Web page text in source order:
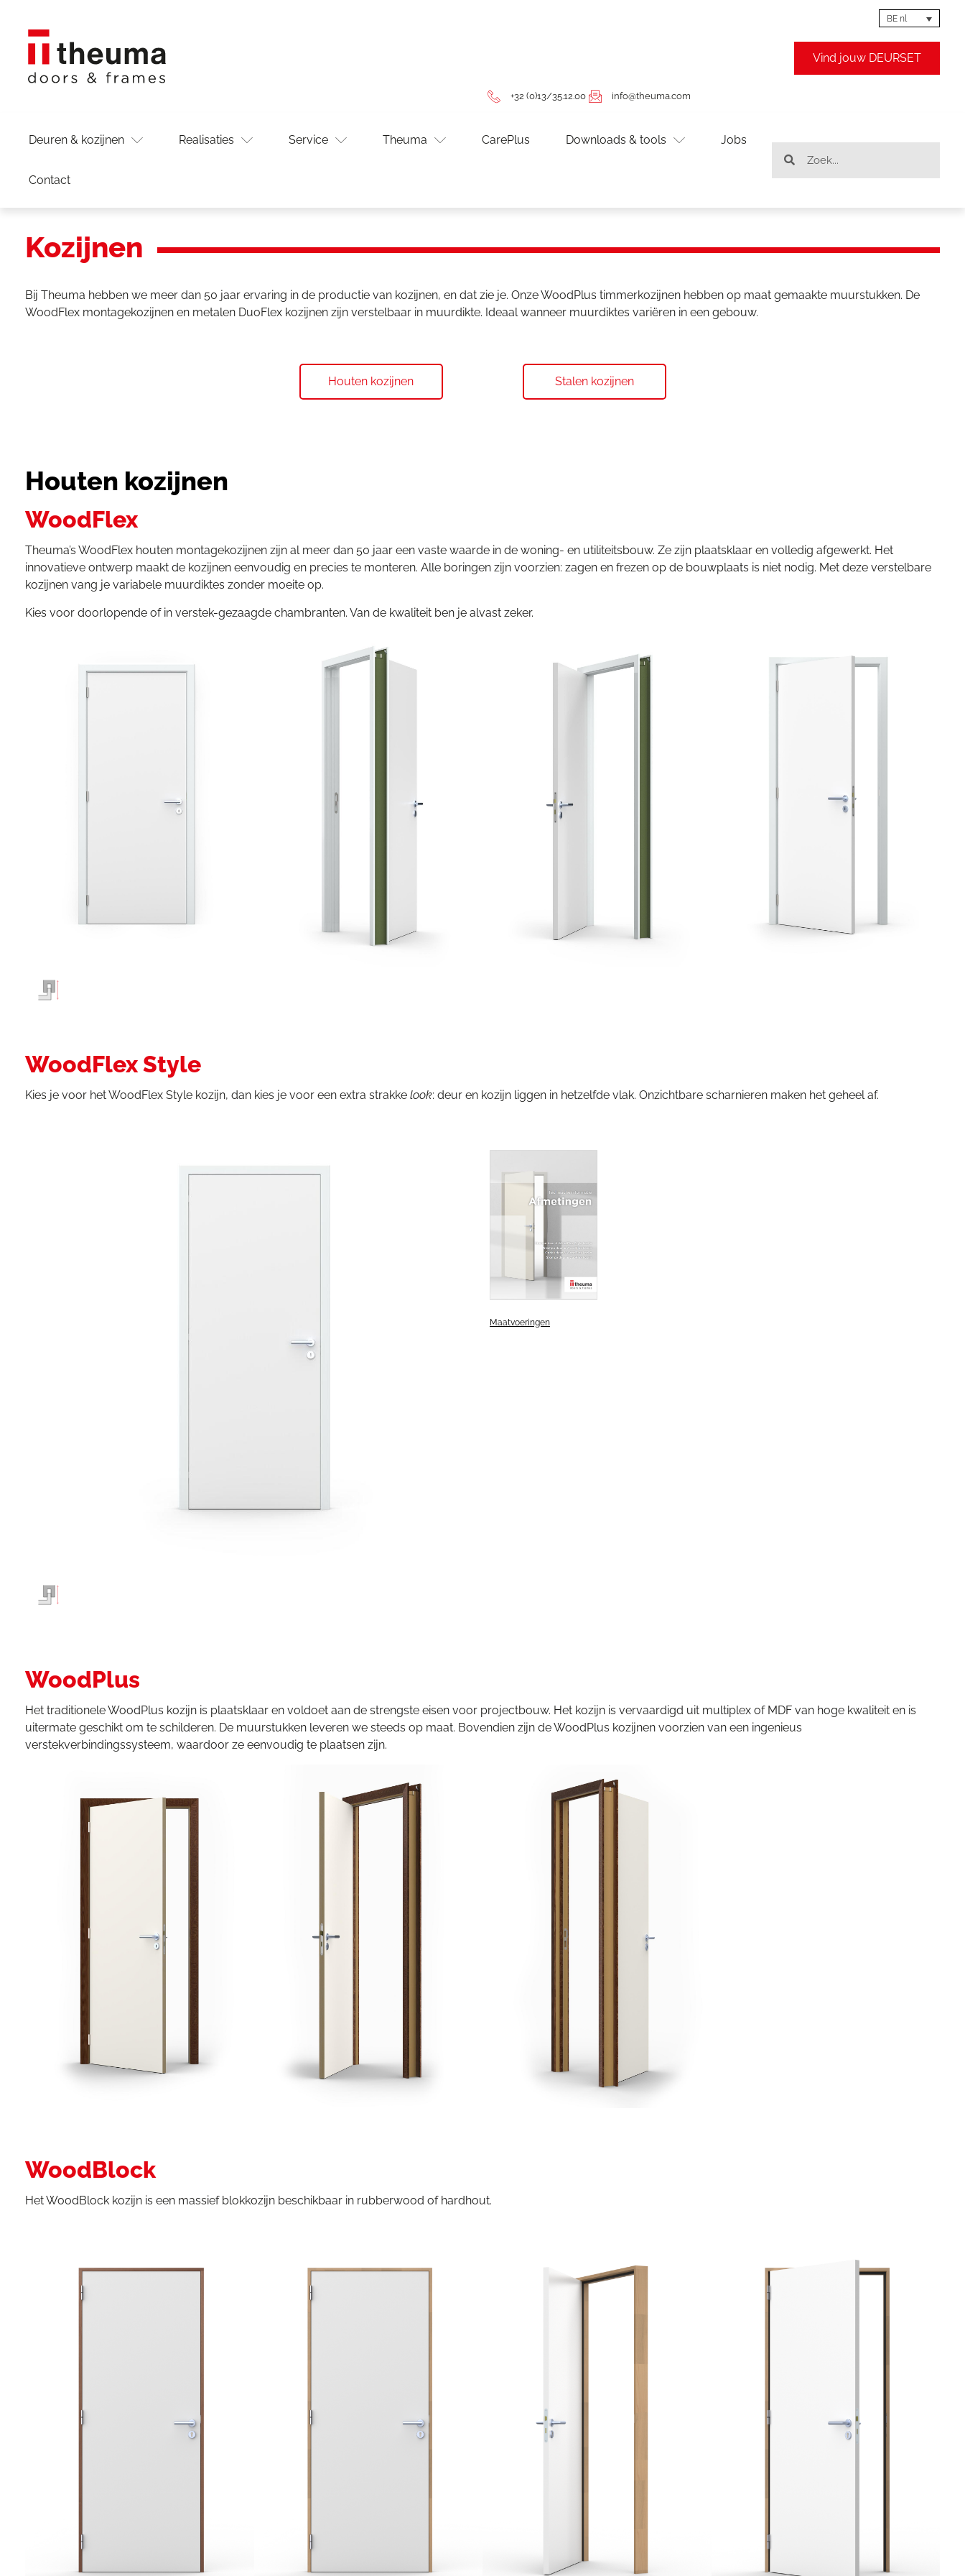
BE nl
Vind jouw DEURSET
+32 (0)13/35.12.00 info@theuma.com
Deuren & kozijnen Realisaties Service Theuma CarePlus Downloads & tools Jobs
Contact
Kozijnen
Bij Theuma hebben we meer dan 50 jaar ervaring in de productie van kozijnen, en dat zie je. Onze WoodPlus timmerkozijnen hebben op maat gemaakte muurstukken. De
WoodFlex montagekozijnen en metalen DuoFlex kozijnen zijn verstelbaar in muurdikte. Ideaal wanneer muurdiktes variëren in een gebouw.
Houten kozijnen Stalen kozijnen
Houten kozijnen
WoodFlex
Theuma’s WoodFlex houten montagekozijnen zijn al meer dan 50 jaar een vaste waarde in de woning- en utiliteitsbouw. Ze zijn plaatsklaar en volledig afgewerkt. Het
innovatieve ontwerp maakt de kozijnen eenvoudig en precies te monteren. Alle boringen zijn voorzien: zagen en frezen op de bouwplaats is niet nodig. Met deze verstelbare
kozijnen vang je variabele muurdiktes zonder moeite op.
Kies voor doorlopende of in verstek-gezaagde chambranten. Van de kwaliteit ben je alvast zeker.
WoodFlex Style
Kies je voor het WoodFlex Style kozijn, dan kies je voor een extra strakke look: deur en kozijn liggen in hetzelfde vlak. Onzichtbare scharnieren maken het geheel af.
Maatvoeringen
WoodPlus
Het traditionele WoodPlus kozijn is plaatsklaar en voldoet aan de strengste eisen voor projectbouw. Het kozijn is vervaardigd uit multiplex of MDF van hoge kwaliteit en is
uitermate geschikt om te schilderen. De muurstukken leveren we steeds op maat. Bovendien zijn de WoodPlus kozijnen voorzien van een ingenieus
verstekverbindingssysteem, waardoor ze eenvoudig te plaatsen zijn.
WoodBlock
Het WoodBlock kozijn is een massief blokkozijn beschikbaar in rubberwood of hardhout.